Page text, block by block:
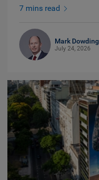
7 mins read
Mark Dowding
July 24, 2026